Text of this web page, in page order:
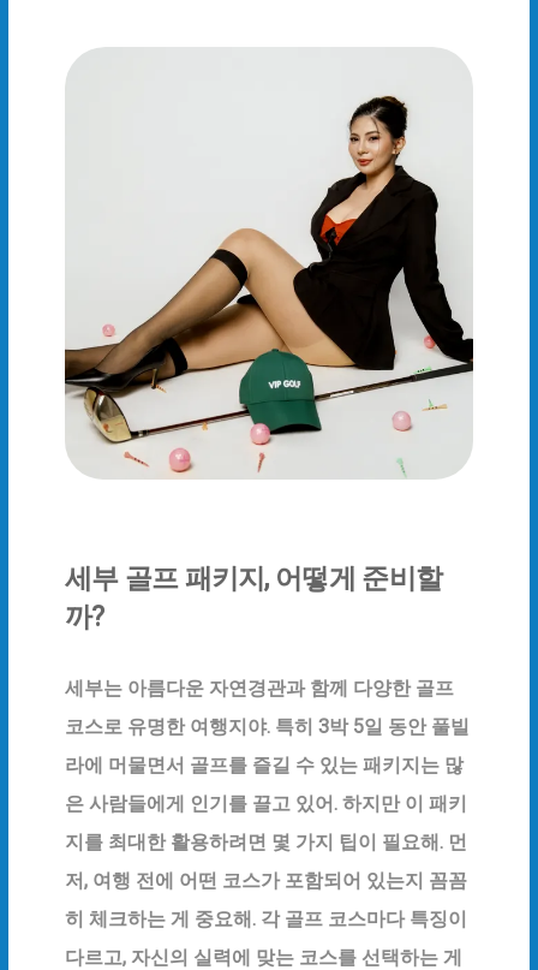
IMAGE HERO
세부 골프 패키지, 어떻게
세부 골프 패키지, 어떻게 준비할
까?
세부는 아름다운 자연경관과 함께 다양한 골프
코스로 유명한 여행지야. 특히 3박 5일 동안 풀빌
라에 머물면서 골프를 즐길 수 있는 패키지는 많
은 사람들에게 인기를 끌고 있어. 하지만 이 패키
지를 최대한 활용하려면 몇 가지 팁이 필요해. 먼
저, 여행 전에 어떤 코스가 포함되어 있는지 꼼꼼
히 체크하는 게 중요해. 각 골프 코스마다 특징이
다르고, 자신의 실력에 맞는 코스를 선택하는 게